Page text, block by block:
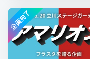
企画完了